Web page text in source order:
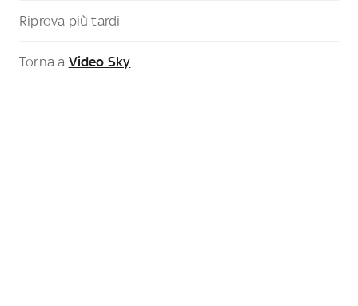
Riprova più tardi
Torna a Video Sky